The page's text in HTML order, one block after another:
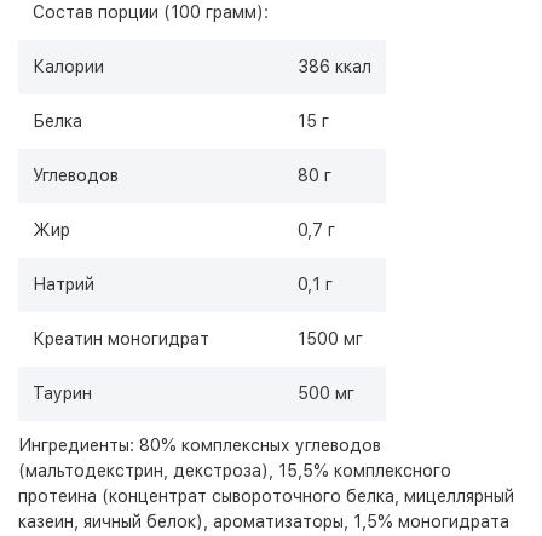
Состав порции (100 грамм):
Калории 386 ккал
Белка 15 г
Углеводов 80 г
Жир 0,7 г
Натрий 0,1 г
Креатин моногидрат 1500 мг
Таурин 500 мг
Ингредиенты: 80% комплексных углеводов
(мальтодекстрин, декстроза), 15,5% комплексного
протеина (концентрат сывороточного белка, мицеллярный
казеин, яичный белок), ароматизаторы, 1,5% моногидрата